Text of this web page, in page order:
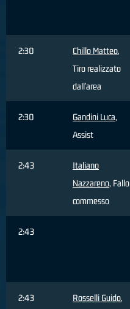
2:30 Chillo Matteo,
Tiro realizzato
dall'area
2:30 Gandini Luca,
Assist
2:43
Italiano
Nazzareno, Fallo
commesso
2:43
2:43 Rosselli Guido,